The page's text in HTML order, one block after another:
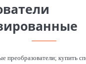
преобразователи; купить